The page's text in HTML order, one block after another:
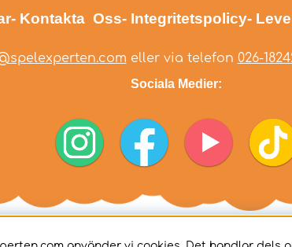
- Kontakta Oss- Integritetspolicy-
eller via telefon 026-
Sociala Medier: